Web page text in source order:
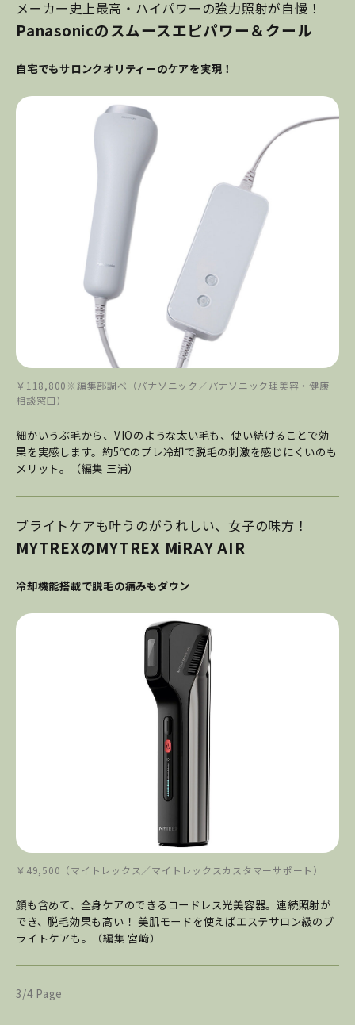
メーカー史上最高・ハイパワーの強力照射が自慢！
Panasonicのスムースエピパワー＆クール
自宅でもサロンクオリティーのケアを実現！
￥118,800※編集部調べ（パナソニック／パナソニック理美容・健康
相談窓口）
細かいうぶ毛から、VIOのような太い毛も、使い続けることで効
果を実感します。約5℃のプレ冷却で脱毛の刺激を感じにくいのも
メリット。（編集 三浦）
ブライトケアも叶うのがうれしい、女子の味方！
MYTREXのMYTREX MiRAY AIR
冷却機能搭載で脱毛の痛みもダウン
￥49,500（マイトレックス／マイトレックスカスタマーサポート）
顔も含めて、全身ケアのできるコードレス光美容器。連続照射が
でき、脱毛効果も高い！ 美肌モードを使えばエステサロン級のブ
ライトケアも。（編集 宮﨑）
3/4 Page